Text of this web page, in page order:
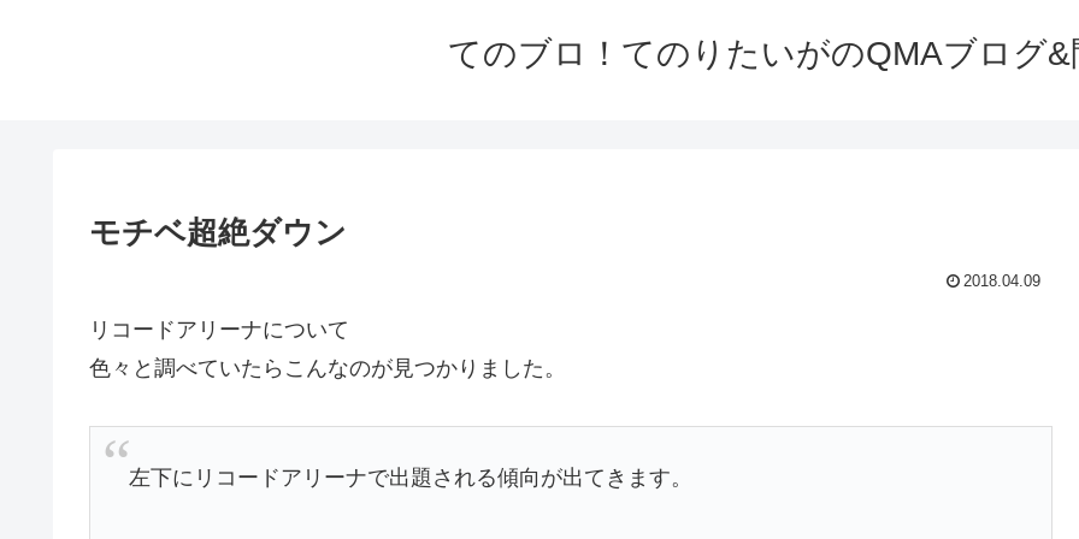
てのブロ！てのりたいがのQMAブログ&
モチベ超絶ダウン
2018.04.09
リコードアリーナについて
色々と調べていたらこんなのが見つかりました。
左下にリコードアリーナで出題される傾向が出てきます。